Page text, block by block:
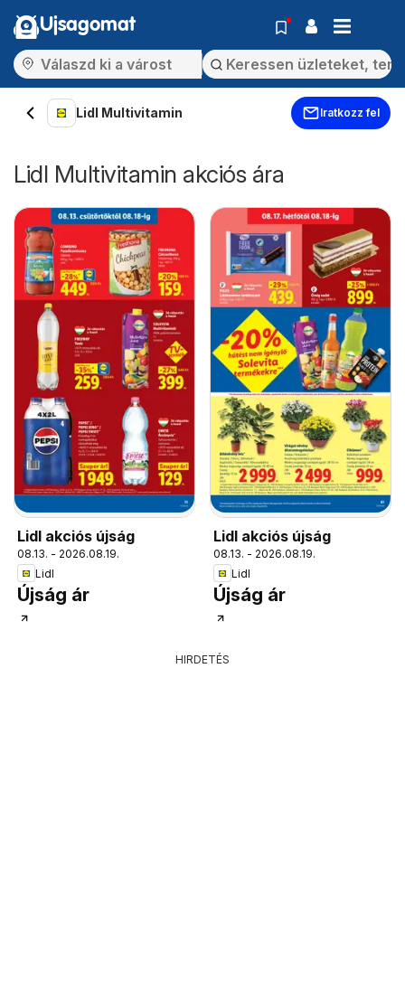
Ujsagomat
Lidl Multivitamin Iratkozz fel
Lidl Multivitamin akciós ára
Lidl akciós újság
08.13. - 2026.08.19.
Lidl
Újság ár
Lidl akciós újság
08.13. - 2026.08.19.
Lidl
Újság ár
HIRDETÉS